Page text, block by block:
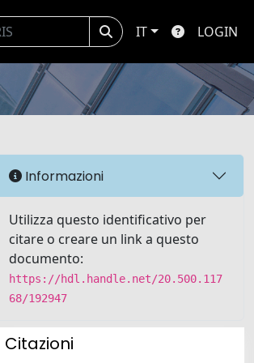
IT LOGIN
Informazioni
Utilizza questo identificativo per
citare o creare un link a questo
documento:
https://hdl.handle.net/20.500.117
68/192947
Citazioni